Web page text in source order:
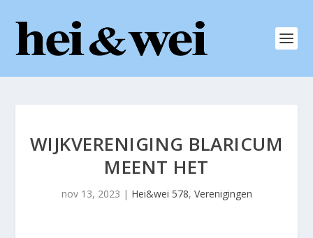
WIJKVERENIGING BLARICUM
MEENT HET
nov 13, 2023 | Hei&wei 578, Verenigingen